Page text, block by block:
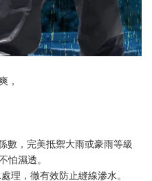
，
數，完美抵禦大雨或豪雨等級
怕濕透。
理，徹有效防止縫線滲水。